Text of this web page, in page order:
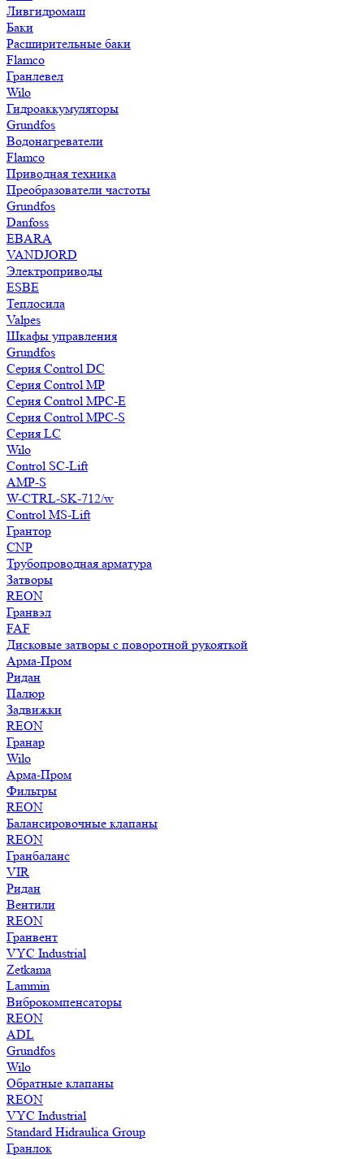
Ливгидромаш
Баки
Расширительные баки
Flamco
Гранлевел
Wilo
Гидроаккумуляторы
Grundfos
Водонагреватели
Flamco
Приводная техника
Преобразователи частоты
Grundfos
Danfoss
EBARA
VANDJORD
Электроприводы
ESBE
Теплосила
Valpes
Шкафы управления
Grundfos
Серия Control DC
Серия Control MP
Серия Control MPC-E
Серия Control MPC-S
Серия LC
Wilo
Control SC-Lift
AMP-S
W-CTRL-SK-712/w
Control MS-Lift
Грантор
CNP
Трубопроводная арматура
Затворы
REON
Гранвэл
FAF
Дисковые затворы с поворотной рукояткой
Арма-Пром
Ридан
Палюр
Задвижки
REON
Гранар
Wilo
Арма-Пром
Фильтры
REON
Балансировочные клапаны
REON
Гранбаланс
VIR
Ридан
Вентили
REON
Гранвент
VYC Industrial
Zetkama
Lammin
Виброкомпенсаторы
REON
ADL
Grundfos
Wilo
Обратные клапаны
REON
VYC Industrial
Standard Hidraulica Group
Гранлок